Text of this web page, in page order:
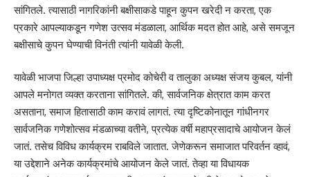
सांगितले. त्यासाठी ‌नागरिकांनी बक्षीसाकडे पाहून कुपन खरेदी न करता, एक
प्रकारे आपल्याकडून गणेश उत्सव मंडळाला, आर्थिक मदत होत आहे, असे समजून
बक्षीसाचे कुपन घेण्याची विनंती त्यांनी यावेळी केली.
यावेळी भाजपा जिल्हा उपाध्यक्ष प्रमोद कोचेरी व तालुका अध्यक्ष संजय कुबल, यांनी
आपले मनोगत व्यक्त करताना सांगितले. की, सार्वजनिक क्षेत्रात काम करत
असताना, समाज हितासाठी काम करावं लागतं. त्या दृष्टिकोनातून गांधीनगर
सार्वजनिक गणेशोत्सव मंडळाच्या वतीने, प्रत्येक वर्षी महाप्रसादाचे आयोजन केलं
जातं. तसेच विविध कार्यक्रम राबविले जातात. जेणेकरून समाजात परिवर्तन व्हावं,
या उद्देशाने अनेक कार्यक्रमांचे आयोजन केले जातं. तेव्हा या विधायक